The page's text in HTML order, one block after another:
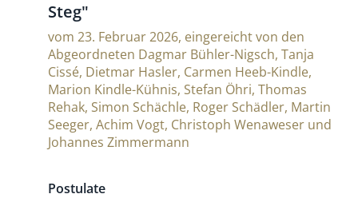
Steg"
vom 23. Februar 2026, eingereicht von den
Abgeordneten Dagmar Bühler-Nigsch, Tanja
Cissé, Dietmar Hasler, Carmen Heeb-Kindle,
Marion Kindle-Kühnis, Stefan Öhri, Thomas
Rehak, Simon Schächle, Roger Schädler, Martin
Seeger, Achim Vogt, Christoph Wenaweser und
Johannes Zimmermann
Postulate